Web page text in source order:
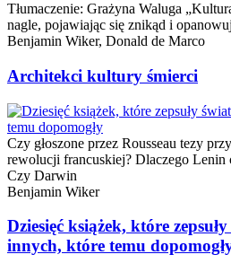
Tłumaczenie: Grażyna Waluga
nagle, pojawiając się znikąd i
Benjamin Wiker, Donald de Marco
Architekci kultury śmierci
Czy głoszone przez Rousseau tezy
rewolucji francuskiej? Dlaczego Lenin
Czy Darwin
Benjamin Wiker
Dziesięć książek, które
innych, które temu